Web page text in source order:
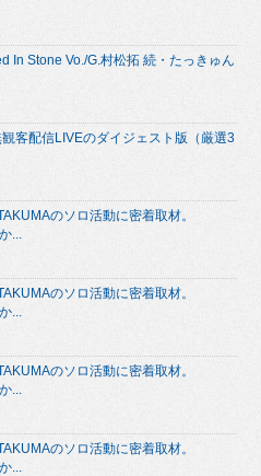
In Stone Vo./G.村松拓 続・たっきゅん
客配信LIVEのダイジェスト版（厳選3
のソロ活動に密着取材。
...
のソロ活動に密着取材。
...
のソロ活動に密着取材。
...
のソロ活動に密着取材。
...